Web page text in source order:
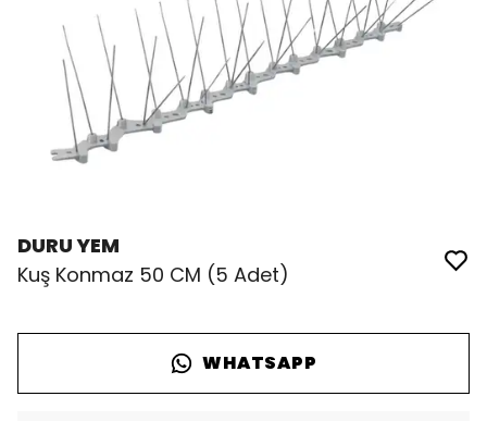
DURU YEM
Kuş Konmaz 50 CM (5 Adet)
WHATSAPP